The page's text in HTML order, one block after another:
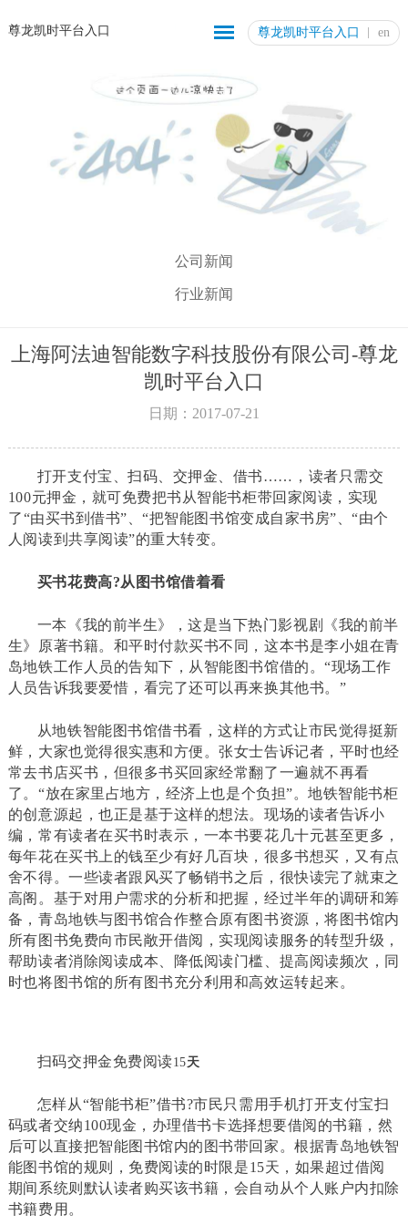
尊龙凯时平台入口 尊龙凯时平台入口 en
公司新闻
行业新闻
上海阿法迪智能数字科技股份有限公司-尊龙
凯时平台入口
日期：2017-07-21
打开支付宝、扫码、交押金、借书…… ，读者只需交
100元押金，就可免费把书从智能书柜带回家阅读，实现
了“由买书到借书” 、“把智能图书馆变成自家书房” 、“由个
人阅读到共享阅读”的重大转变。
买书花费高?从图书馆借着看
一本《我的前半生》，这是当下热门影视剧《我的前半
生》原著书籍。和平时付款买书不同，这本书是李小姐在青
岛地铁工作人员的告知下，从智能图书馆借的。“现场工作
人员告诉我要爱惜，看完了还可以再来换其他书。 ”
从地铁智能图书馆借书看，这样的方式让市民觉得挺新
鲜，大家也觉得很实惠和方便。张女士告诉记者，平时也经
常去书店买书，但很多书买回家经常翻了一遍就不再看
了。“放在家里占地方，经济上也是个负担”。地铁智能书柜
的创意源起，也正是基于这样的想法。现场的读者告诉小
编，常有读者在买书时表示，一本书要花几十元甚至更多，
每年花在买书上的钱至少有好几百块，很多书想买，又有点
舍不得。一些读者跟风买了畅销书之后，很快读完了就束之
高阁。基于对用户需求的分析和把握，经过半年的调研和筹
备，青岛地铁与图书馆合作整合原有图书资源，将图书馆内
所有图书免费向市民敞开借阅，实现阅读服务的转型升级，
帮助读者消除阅读成本、降低阅读门槛、提高阅读频次，同
时也将图书馆的所有图书充分利用和高效运转起来。
扫码交押金免费阅读15天
怎样从“智能书柜”借书?市民只需用手机打开支付宝扫
码或者交纳100现金，办理借书卡选择想要借阅的书籍，然
后可以直接把智能图书馆内的图书带回家。根据青岛地铁智
能图书馆的规则，免费阅读的时限是15天，如果超过借阅
期间系统则默认读者购买该书籍，会自动从个人账户内扣除
书籍费用。